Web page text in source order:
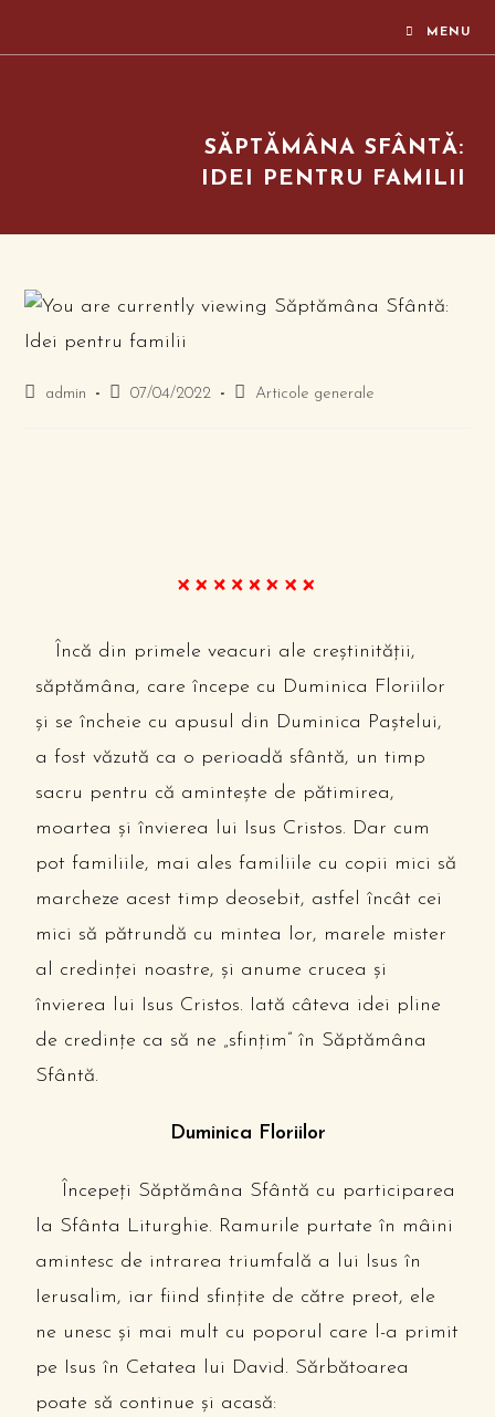
MENU
SĂPTĂMÂNA SFÂNTĂ:
IDEI PENTRU FAMILII
admin 07/04/2022 Articole generale
Încă din primele veacuri ale creștinității,
săptămâna, care începe cu Duminica Floriilor
și se încheie cu apusul din Duminica Paștelui,
a fost văzută ca o perioadă sfântă, un timp
sacru pentru că amintește de pătimirea,
moartea și învierea lui Isus Cristos. Dar cum
pot familiile, mai ales familiile cu copii mici să
marcheze acest timp deosebit, astfel încât cei
mici să pătrundă cu mintea lor, marele mister
al credinței noastre, și anume crucea și
învierea lui Isus Cristos. Iată câteva idei pline
de credințe ca să ne „sfințim” în Săptămâna
Sfântă.
Duminica Floriilor
Începeți Săptămâna Sfântă cu participarea
la Sfânta Liturghie. Ramurile purtate în mâini
amintesc de intrarea triumfală a lui Isus în
Ierusalim, iar fiind sfințite de către preot, ele
ne unesc și mai mult cu poporul care l-a primit
pe Isus în Cetatea lui David. Sărbătoarea
poate să continue și acasă: